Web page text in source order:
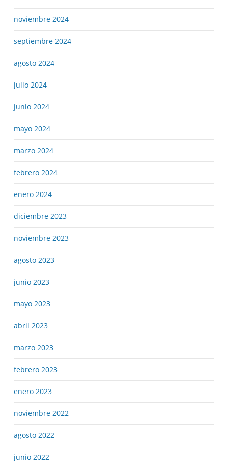
noviembre 2024
septiembre 2024
agosto 2024
julio 2024
junio 2024
mayo 2024
marzo 2024
febrero 2024
enero 2024
diciembre 2023
noviembre 2023
agosto 2023
junio 2023
mayo 2023
abril 2023
marzo 2023
febrero 2023
enero 2023
noviembre 2022
agosto 2022
junio 2022